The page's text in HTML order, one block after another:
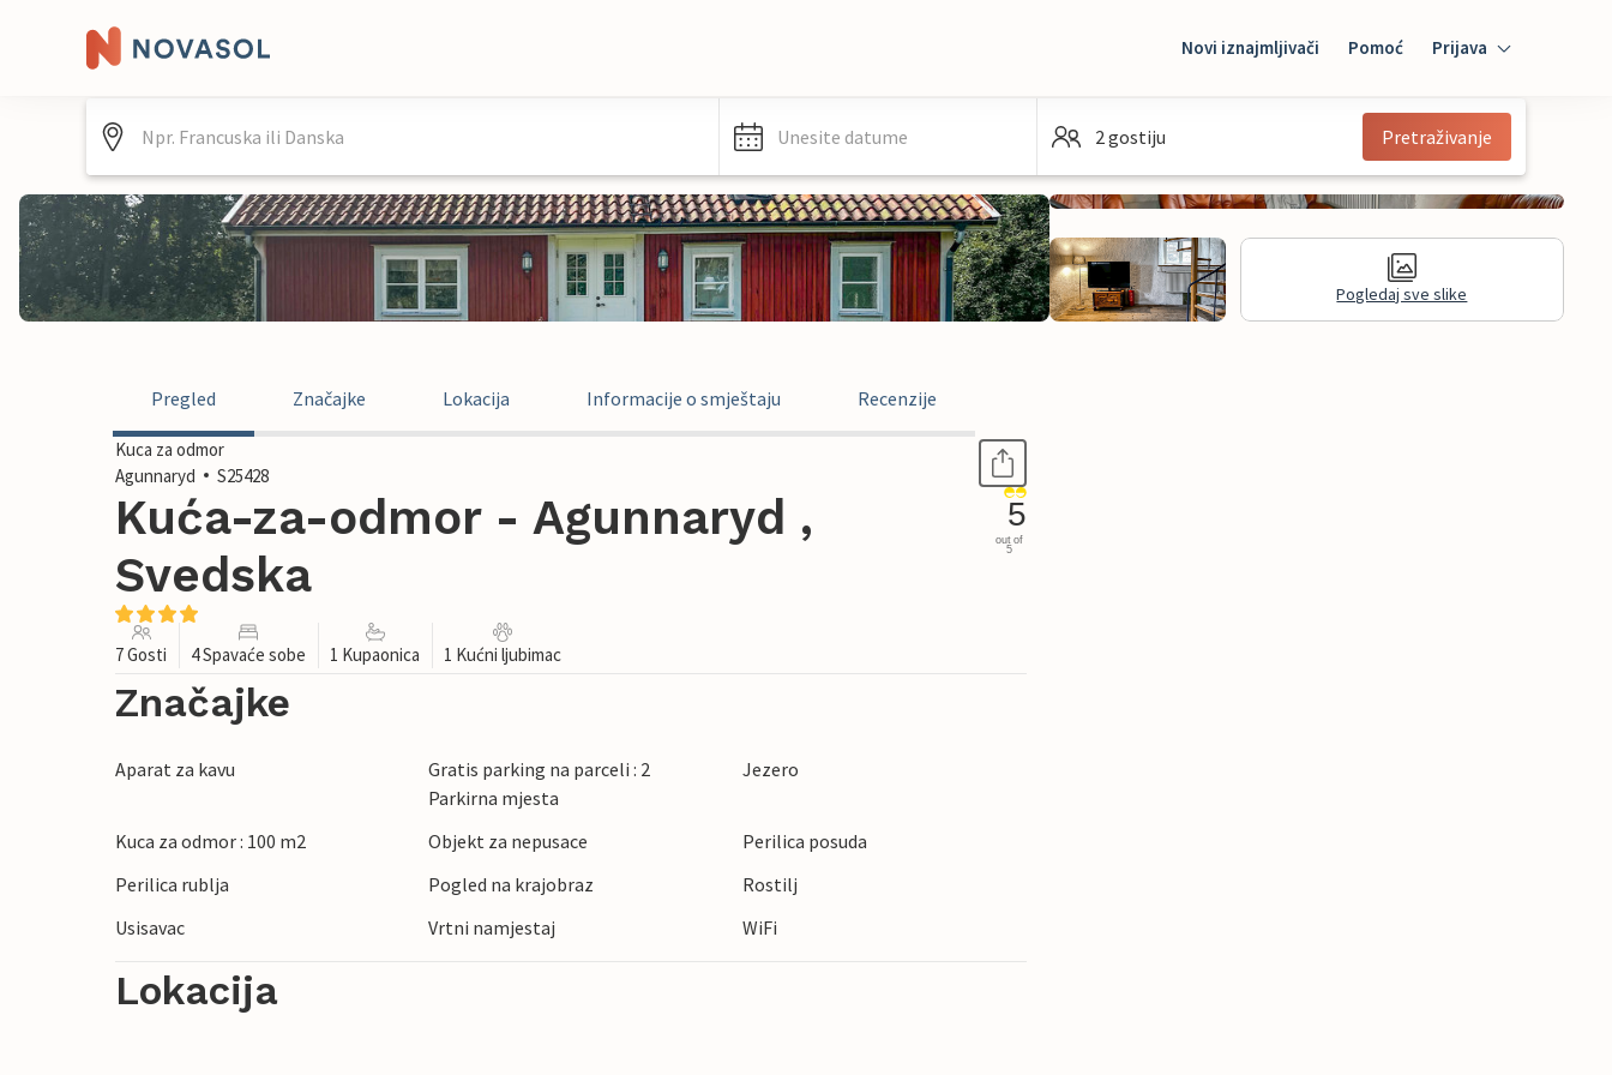
Novi iznajmljivači Pomoć Prijava
Mybooking
Unesite datume 2 gostiju Pretraživanje
Pogledaj sve slike
Pregled Značajke Lokacija Informacije o smještaju Recenzije
Kuca za odmor
Agunnaryd
S25428
Kuća-za-odmor - Agunnaryd ,
Svedska
5
out of
5
7 Gosti 4 Spavaće sobe 1 Kupaonica 1 Kućni ljubimac
Značajke
Aparat za kavu
Gratis parking na parceli : 2
Parkirna mjesta
Jezero
Kuca za odmor : 100 m2 Objekt za nepusace
Perilica posuda
Perilica rublja
Pogled na krajobraz
Rostilj
Usisavac
Vrtni namjestaj WiFi
Lokacija